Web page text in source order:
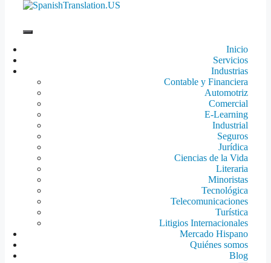
Saltar
Inicio
Servicios
Industrias
Contable y Financiera
Automotriz
Comercial
E-Learning
Industrial
Seguros
Jurídica
Ciencias de la Vida
Literaria
Minoristas
Tecnológica
Telecomunicaciones
Turística
Litigios Internacionales
Mercado Hispano
Quiénes somos
Blog